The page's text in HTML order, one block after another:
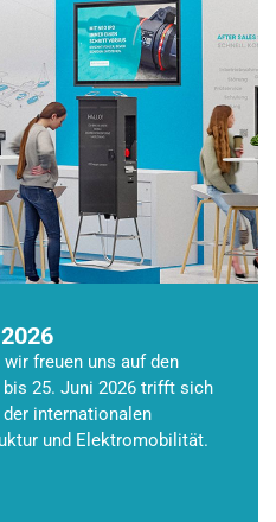
freuen uns auf den
25. Juni 2026 trifft sich
internationalen
und Elektromobilität.